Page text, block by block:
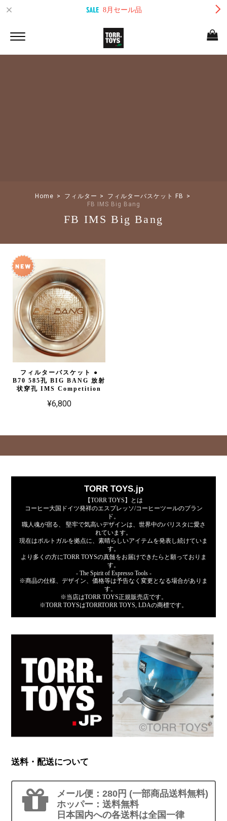
8月セール品
Home フィルター
フィルターバスケット FB
FB IMS Big Bang
FB IMS Big Bang
フィルターバスケット ●
B70 585孔 BIG BANG 放射
状穿孔 IMS Competition
¥6,800
TORR TOYS.jp
【TORR TOYS】とは
コーヒー大国ドイツ発祥のエスプレッソ/コーヒーツールのブラン
ド。
職人魂が宿る、 堅牢で気高いデザインは、世界中のバリスタに愛さ
れています。
現在はポルトガルを拠点に、素晴らしいアイテムを発表し続けていま
す。
より多くの方にTORR TOYSの真髄をお届けできたらと願っておりま
す。
- The Spirit of Espresso Tools -
※商品の仕様、デザイン、価格等は予告なく変更となる場合がありま
す。
※当店はTORR TOYS正規販売店です。
※TORR TOYSはTORRTORR TOYS, LDAの商標です。
送料・配送について
メール便：280円 (一部商品送料無料)
ホッパー：送料無料
日本国内への各送料は全国一律